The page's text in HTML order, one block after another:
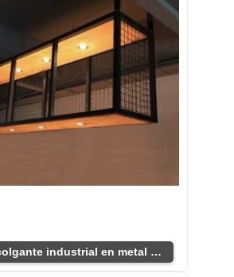
Lámpara colgante industrial en metal y madera